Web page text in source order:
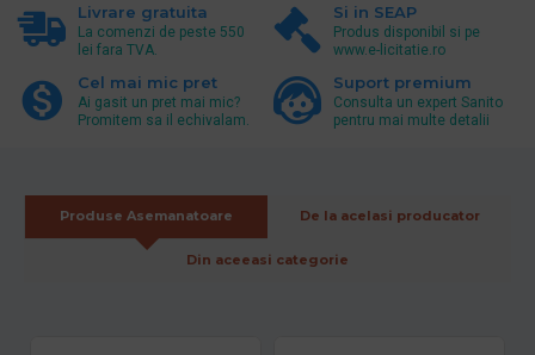
Livrare gratuita
La comenzi de peste 550
lei fara TVA.
Si in SEAP
Produs disponibil si pe
www.e-licitatie.ro
Cel mai mic pret
Ai gasit un pret mai mic?
Promitem sa il echivalam.
Suport premium
Consulta un expert Sanito
pentru mai multe detalii
Produse Asemanatoare De la acelasi producator
Din aceeasi categorie